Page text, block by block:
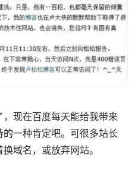
现在百度每天能给我带来
一种肯定吧。可很多站长
域名，或放弃网站。